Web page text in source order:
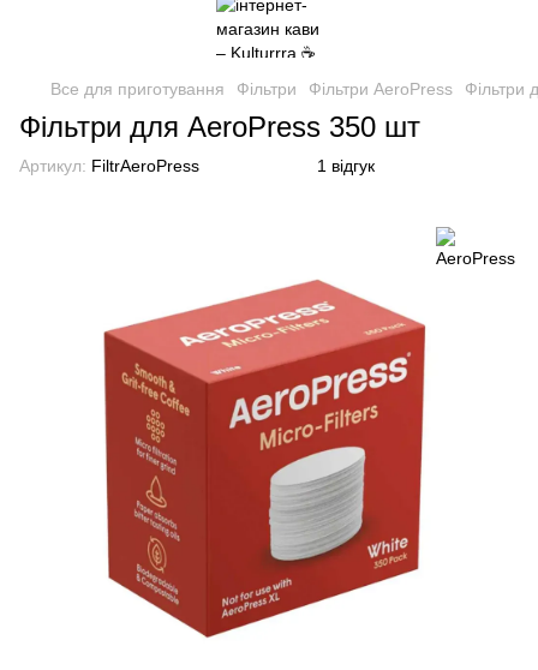
Все для приготування Фільтри Фільтри AeroPress Фільтри
Фільтри для AeroPress 350 шт
Артикул: FiltrAeroPress 1 відгук